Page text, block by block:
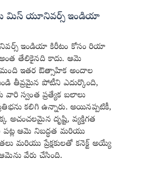
మిస్ యూనివర్స్ ఇండియా
ఇండియా కిరీటం కోసం రియా
తేలికైనది కాదు. ఆమె
ఇతర ఔత్సాహిక అందాల
తీవ్రమైన పోటీని ఎదుర్కొంది,
వారి స్వంత ప్రత్యేక బలాలు
కలిగి ఉన్నారు. అయినప్పటికీ,
దృష్టి, వ్యక్తిగత
పట్ల ఆమె నిబద్ధత మరియు
మరియు ప్రేక్షకులతో కనెక్ట్ అయ్యే
వేరు చేసింది.